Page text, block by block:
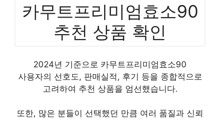
카무트프리미엄효소90
추천 상품 확인
2024년 기준으로 카무트프리미엄효소90
사용자의 선호도, 판매실적, 후기 등을 종합적으로
고려하여 추천 상품을 엄선했습니다.
또한, 많은 분들이 선택했던 만큼 여러 품질과 신뢰